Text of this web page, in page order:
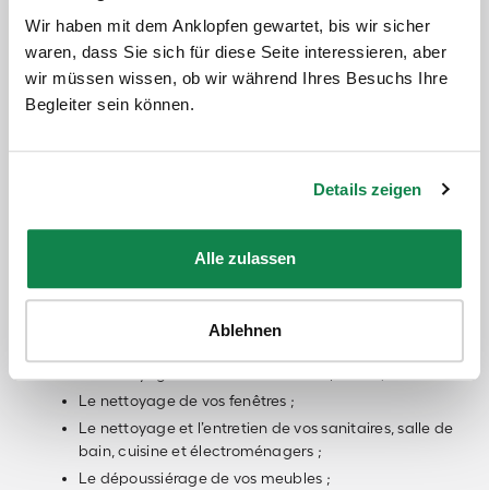
Wir haben mit dem Anklopfen gewartet, bis wir sicher
waren, dass Sie sich für diese Seite interessieren, aber
wir müssen wissen, ob wir während Ihres Besuchs Ihre
Begleiter sein können.
Details zeigen
Alle zulassen
Ablehnen
Vous souhaitez faire un grand ménage de
printemps ? Un ménage complet de fin de bail
avant de rendre votre appartement ? Ou
simplement demander de l’aide pour quelques
Batmaid, vous pouvez trouver une femme de
ménage à Blanquefort proche de chez vous pour
nos employés de ménage sont formés pour
s’occuper des moindres recoins de tout type de
logement. Parmi toutes nos prestations de ménage,
Le nettoyage de vos fenêtres ;
Le nettoyage et l’entretien de vos sanitaires, salle de
bain, cuisine et électroménagers ;
Le dépoussiérage de vos meubles ;